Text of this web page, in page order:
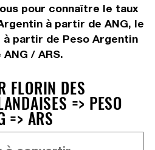
pour connaître le taux
à partir de ANG, le
à partir de Peso Argentin
/ ARS.
FLORIN DES
=> PESO
=> ARS